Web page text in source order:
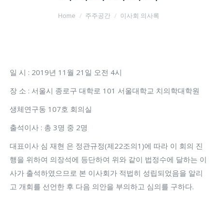
Home 주주공간 이사회 의사록
일 시 : 2019년 11월 21일 오전 4시
장 소 : 서울시 종로구 대학로 101 서울대학교 치의학대학원
생체연구동 107호 회의실
출석이사 : 총 3명 중 2명
대표이사 심 재현 은 정관규정(제22조의1)에 따라 이 회의 진
행을 위하여 의장석에 등단하여 위와 같이 법정수에 달하는 이
사가 출석하였으므로 본 이사회가 적법히 성립되었음을 알리
고 개회를 선언한 후 다음 의안을 부의하고 심의를 구하다.